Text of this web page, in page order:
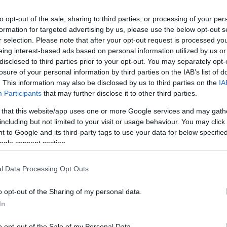
opt-out of the sale, sharing to third parties, or processing of your
for targeted advertising by us, please use the below opt-out
selection. Please note that after your opt-out request is processed
interest-based ads based on personal information utilized by us
to third parties prior to your opt-out. You may separately
of your personal information by third parties on the IAB’s list of
This information may also be disclosed by us to third parties on the
Participants that may further disclose it to other third parties.
that this website/app uses one or more Google services and may
but not limited to your visit or usage behaviour. You may
to Google and its third-party tags to use your data for below
consent section.
Data Processing Opt Outs
opt-out of the Sharing of my personal data.
0
F1
15 éve bombameglepetés született
Brazíliában – vajon idén is
megvicceli valaki az esélyeseket?
Sebők Máté 2025. november 6.